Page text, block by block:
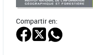
Compartir en: